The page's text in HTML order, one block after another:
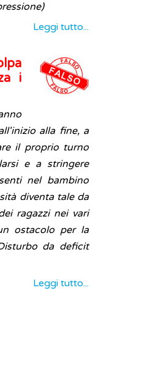
Leggi tutto...
i
alla fine, a
il proprio turno
e a stringere
nel bambino
diventa tale da
ragazzi nei vari
ostacolo per la
da deficit
Leggi tutto...